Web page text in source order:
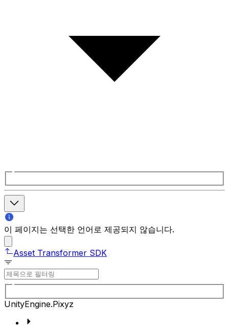
이 페이지는 선택한 언어로 제공되지 않습니다.
Asset Transformer SDK
UnityEngine.Pixyz